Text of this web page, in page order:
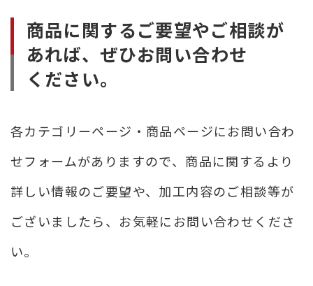
商品に関するご要望やご相談が
あれば、ぜひお問い合わせ
ください。
各カテゴリーページ・商品ページにお問い合わ
せフォームがありますので、商品に関するより
詳しい情報のご要望や、加工内容のご相談等が
ございましたら、お気軽にお問い合わせくださ
い。